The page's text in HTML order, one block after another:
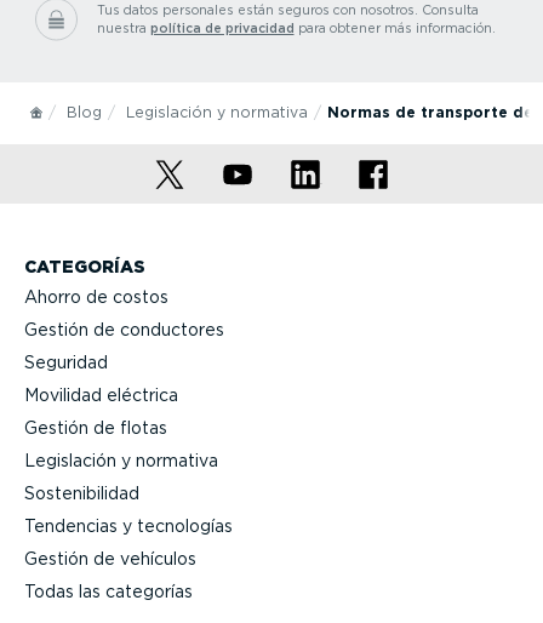
Tus datos personales están seguros con nosotros. Consulta
nuestra política de privacidad para obtener más información.
Blog Legislación y normativa Normas de transporte de
CATEGORÍAS
Ahorro de costos
Gestión de conductores
Seguridad
Movilidad eléctrica
Gestión de flotas
Legislación y normativa
Sostenibilidad
Tendencias y tecnologías
Gestión de vehículos
Todas las categorías